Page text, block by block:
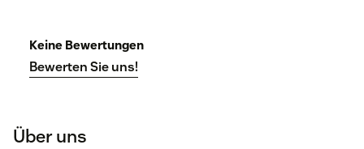
Keine Bewertungen
Bewerten Sie uns!
Über uns